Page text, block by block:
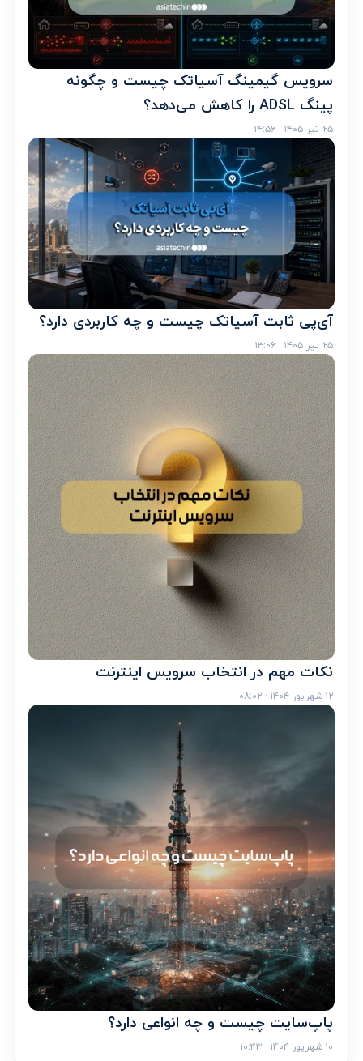
سرویس گیمینگ آسیاتک چیست و چگونه
پینگ ADSL را کاهش می‌دهد؟
۲۵ تیر ۱۴۰۵ · ۱۴:۵۶
آی‌پی ثابت آسیاتک چیست و چه کاربردی دارد؟
۲۵ تیر ۱۴۰۵ · ۱۳:۰۶
نکات مهم در انتخاب سرویس اینترنت
۱۲ شهریور ۱۴۰۴ · ۰۸:۰۲
پاپ‌سایت چیست و چه انواعی دارد؟
۱۰ شهریور ۱۴۰۴ · ۱۰:۴۳